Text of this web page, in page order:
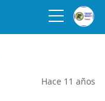
Hace 11 años